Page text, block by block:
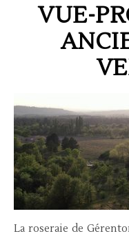
VUE-
La roseraie de